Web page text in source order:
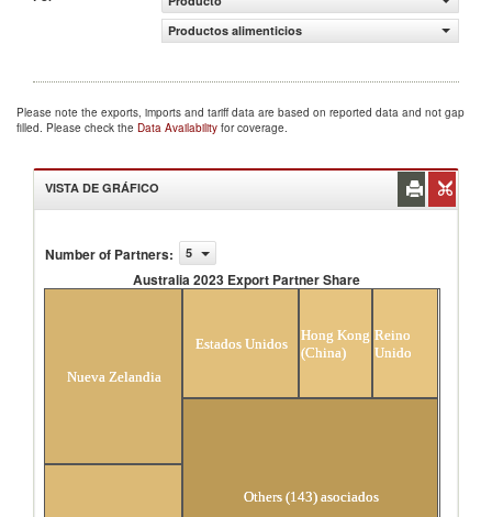
Productos alimenticios
Please note the exports, imports and tariff data are based on reported data and not gap
filled. Please check the Data Availability for coverage.
VISTA DE GRÁFICO
Number of Partners: 5
Australia 2023 Export Partner Share
Nueva Zelandia
Estados Unidos
Hong Kong
(China)
Reino
Unido
Others (143) asociados